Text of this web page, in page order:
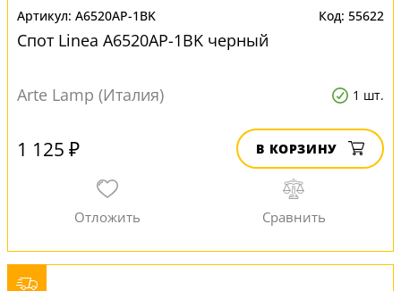
A6520AP-1BK 55622
Спот Linea A6520AP-1BK черный
Arte Lamp (Италия) 1 шт.
1 125 ₽ В КОРЗИНУ